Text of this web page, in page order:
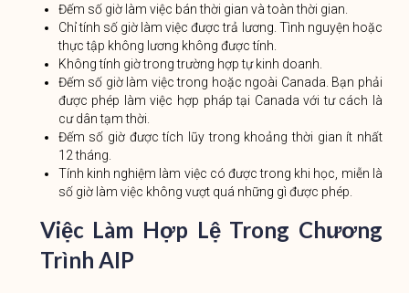
Đếm số giờ làm việc bán thời gian và toàn thời gian.
Chỉ tính số giờ làm việc được trả lương. Tình nguyện hoặc
thực tập không lương không được tính.
Không tính giờ trong trường hợp tự kinh doanh.
Đếm số giờ làm việc trong hoặc ngoài Canada. Bạn phải
được phép làm việc hợp pháp tại Canada với tư cách là
cư dân tạm thời.
Đếm số giờ được tích lũy trong khoảng thời gian ít nhất
12 tháng.
Tính kinh nghiệm làm việc có được trong khi học, miễn là
số giờ làm việc không vượt quá những gì được phép.
Việc Làm Hợp Lệ Trong Chương
Trình AIP